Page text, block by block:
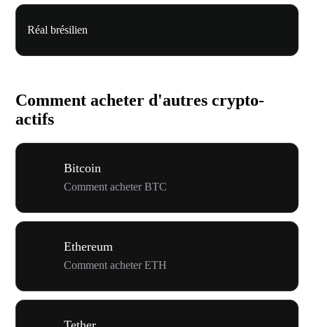
Réal brésilien
Comment acheter d'autres crypto-
actifs
Bitcoin
Comment acheter BTC
Ethereum
Comment acheter ETH